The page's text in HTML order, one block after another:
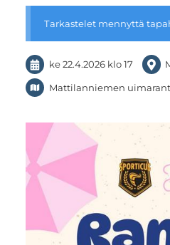
Tarkastelet mennyttä
ke 22.4.2026 klo 17
Mattilanniemen